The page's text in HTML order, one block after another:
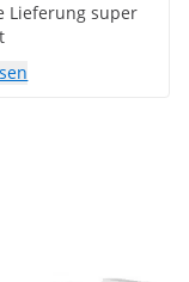
Lieferung super